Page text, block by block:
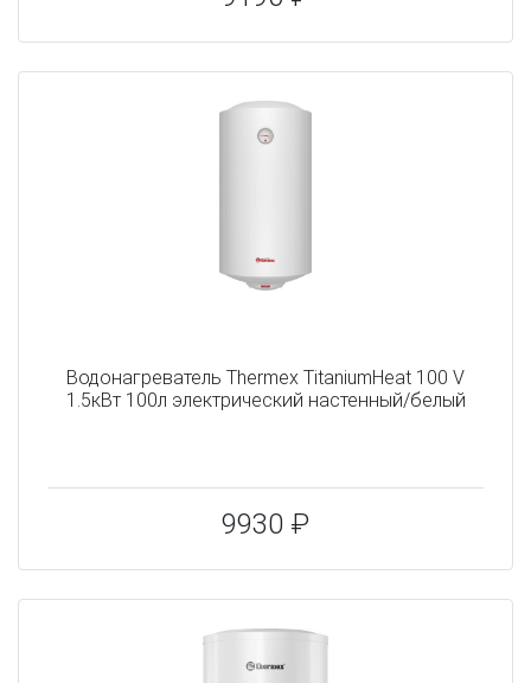
Водонагреватель Thermex TitaniumHeat 100 V
1.5кВт 100л электрический настенный/белый
9930 ₽